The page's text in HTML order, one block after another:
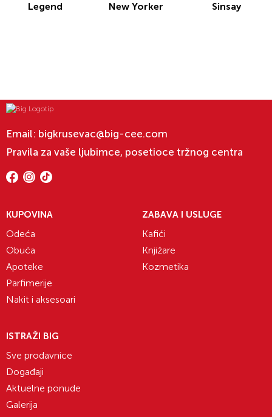
Legend New Yorker Sinsay
Email: bigkrusevac@big-cee.com
Pravila za vaše ljubimce, posetioce tržnog centra
KUPOVINA
Odeća
Obuća
Apoteke
Parfimerije
Nakit i aksesoari
ZABAVA I USLUGE
Kafići
Knjižare
Kozmetika
ISTRAŽI BIG
Sve prodavnice
Događaji
Aktuelne ponude
Galerija